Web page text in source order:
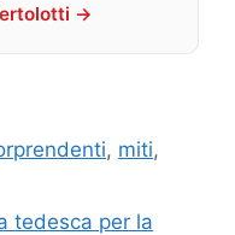
→
, miti,
tedesca per la